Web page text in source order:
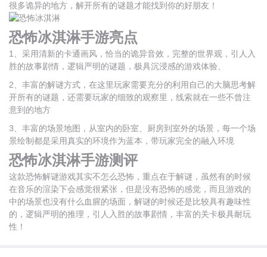
很多诡异的地方，解开所有的谜题才能找到你的好朋友！
恐怖冰淇淋手游亮点
1、采用清新的卡通画风，恰当的诡异音效，完整的世界观，引人入
胜的故事剧情，逻辑严明的谜题，极具沉浸感的游戏体验、
2、丰富的解谜方式，在这里玩家需要充分的利用自己的大脑思考解
开所有的谜题，还需要玩家的细致的观察里，线索就在一些不曾注
意到的地方
3、丰富的场景地图，从室内的卧室、厨房到室外的场景，每一个场
景绘制都是采用真实的环境作为蓝本，带玩家完全的融入环境
恐怖冰淇淋手游测评
这款恐怖解谜游戏其实不怎么恐怖，重点在于解谜，虽然有的时候
在音乐的渲染下会感觉很紧张，但是没有恐怖的感觉，而且游戏的
中的场景也没有什么血腥的场面，解谜的时候还是比较具有趣味性
的，逻辑严明的推理，引人入胜的故事剧情，丰富的关卡极具耐玩
性！